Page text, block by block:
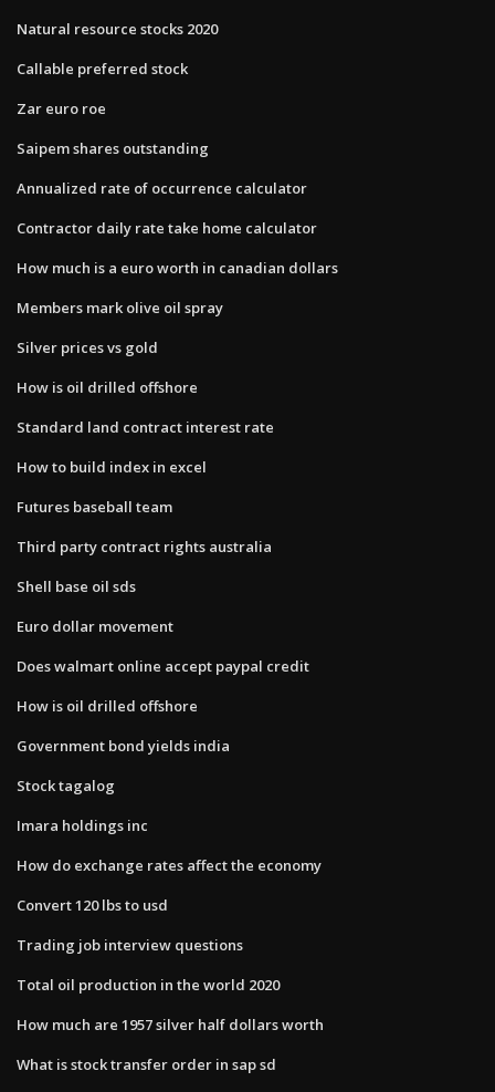
Natural resource stocks 2020
Callable preferred stock
Zar euro roe
Saipem shares outstanding
Annualized rate of occurrence calculator
Contractor daily rate take home calculator
How much is a euro worth in canadian dollars
Members mark olive oil spray
Silver prices vs gold
How is oil drilled offshore
Standard land contract interest rate
How to build index in excel
Futures baseball team
Third party contract rights australia
Shell base oil sds
Euro dollar movement
Does walmart online accept paypal credit
How is oil drilled offshore
Government bond yields india
Stock tagalog
Imara holdings inc
How do exchange rates affect the economy
Convert 120 lbs to usd
Trading job interview questions
Total oil production in the world 2020
How much are 1957 silver half dollars worth
What is stock transfer order in sap sd